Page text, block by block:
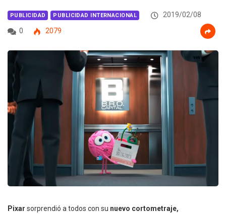
PUBLICIDAD PUBLICIDAD INTERNACIONAL
2019/02/08
0
2079
Pixar sorprendió a todos con su nuevo cortometraje,